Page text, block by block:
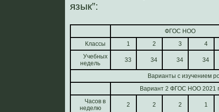
язык”:
ФГОС НОО
Классы
1 2 3
4
Учебных
недель
33 34 34 34
Варианты с изучением
Вариант 2 ФГОС НОО 2021
Часов в
неделю
2 2 2 1